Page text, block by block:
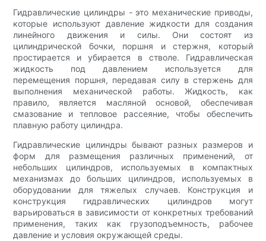
Гидравлические цилиндры - это механические приводы,
которые используют давление жидкости для создания
линейного движения и силы. Они состоят из
цилиндрической бочки, поршня и стержня, который
простирается и убирается в стволе. Гидравлическая
жидкость под давлением используется для
перемещения поршня, передавая силу в стержень для
выполнения механической работы. Жидкость, как
правило, является масляной основой, обеспечивая
смазование и тепловое рассеяние, чтобы обеспечить
плавную работу цилиндра.
Гидравлические цилиндры бывают разных размеров и
форм для размещения различных применений, от
небольших цилиндров, используемых в компактных
механизмах до больших цилиндров, используемых в
оборудовании для тяжелых случаев. Конструкция и
конструкция гидравлических цилиндров могут
варьироваться в зависимости от конкретных требований
применения, таких как грузоподъемность, рабочее
давление и условия окружающей среды.